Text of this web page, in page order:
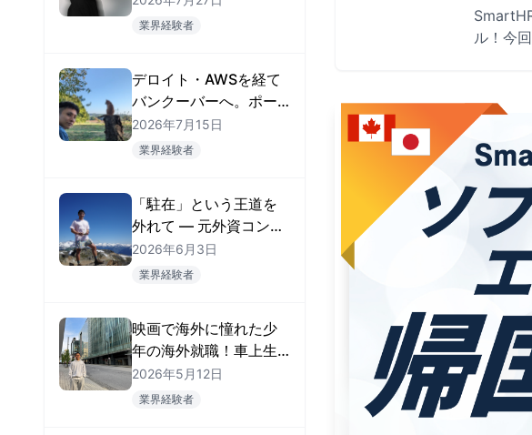
ートディレクターがカ
業界経験者
デロイト・AWSを経て
バンクーバーへ。ポー
トフォリオで「AIエン
ジニア」の職を掴んだ
2026年7月15日
業界経験者
「駐在」という王道を
外れて — 元外資コンサ
ルがMatch
Group（Tinder）のフ
2026年6月3日
業界経験者
映画で海外に憧れた少
年の海外就職！車上生
活を経て、データエン
ジニアとして掴んだ海
2026年5月12日
業界経験者
ル！今